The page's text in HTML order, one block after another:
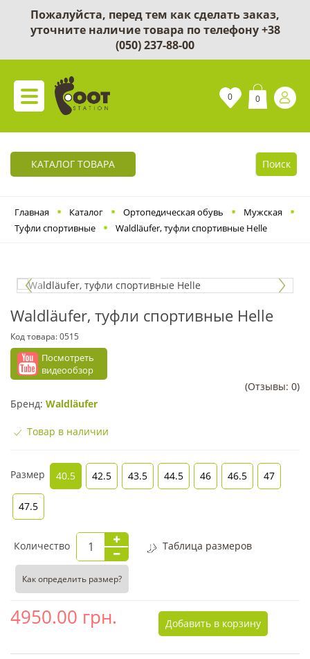
Пожалуйста, перед тем как сделать заказ,
уточните наличие товара по телефону+38
(050) 237-88-00
0 0
КАТАЛОГ ТОВАРА Поиск
Главная Каталог Ортопедическая обувь
Мужская
Туфли спортивные
Waldläufer, туфли спортивные Helle
Waldläufer, туфли спортивные Helle
Код товара:0515
Посмотреть
видеообзор
(Отзывы: 0)
Бренд: Waldläufer
Товар в наличии
Размер 40.5 42.5 43.5 44.5 46 46.5 47
47.5
Количество Таблица размеров
Как определить размер?
4950.00 грн. Добавить в корзину